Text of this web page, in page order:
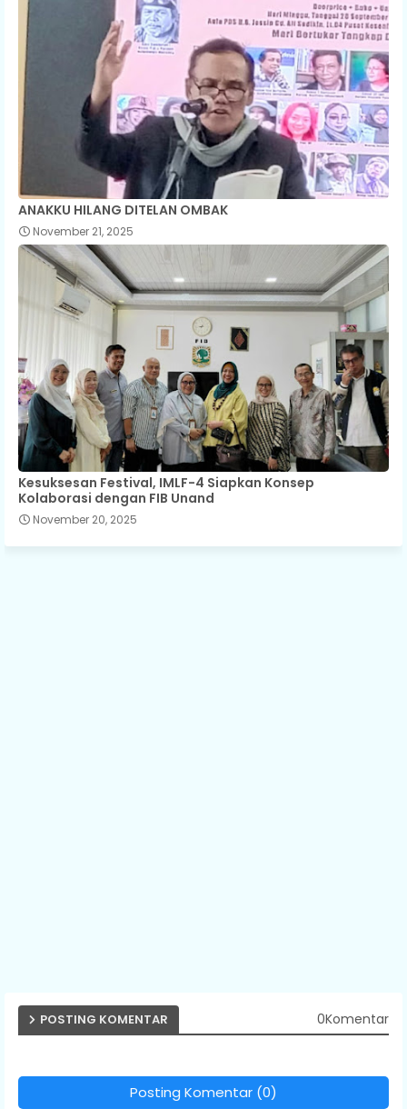
ANAKKU HILANG DITELAN OMBAK
November 21, 2025
Kesuksesan Festival, IMLF-4 Siapkan Konsep
Kolaborasi dengan FIB Unand
November 20, 2025
POSTING KOMENTAR 0Komentar
Posting Komentar (0)